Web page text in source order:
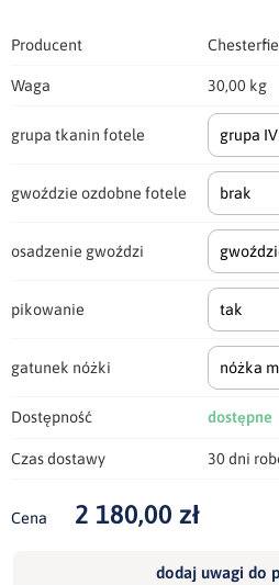
Producent
Waga 30,00 kg
grupa tkanin fotele grupa IV
gwoździe ozdobne fotele brak
osadzenie gwoździ
pikowanie tak
gatunek nóżki nóżka
Dostępność dostępne
Czas dostawy 30 dni
Cena 2 180,00 zł
dodaj uwagi do